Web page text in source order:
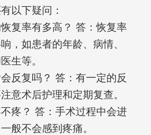
以下疑问：
复率有多高？ 答：恢复率
，如患者的年龄、病情、
生等。
反复吗？ 答：有一定的反
意术后护理和定期复查。
疼？ 答：手术过程中会进
般不会感到疼痛。